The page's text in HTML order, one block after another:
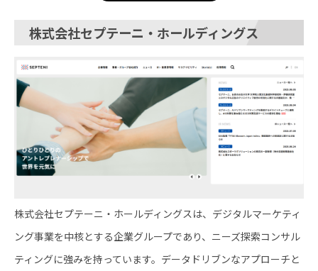
株式会社セプテーニ・ホールディングス
株式会社セプテーニ・ホールディングスは、デジタルマーケティ
ング事業を中核とする企業グループであり、ニーズ探索コンサル
ティングに強みを持っています。データドリブンなアプローチと